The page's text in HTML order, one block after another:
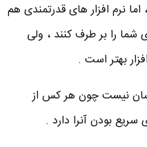
نرم افزار های قدرتمندی هم
شما را بر طرف کنند ، ولی
بهتر است .
نیست چون هر کس از
بودن آنرا دارد .